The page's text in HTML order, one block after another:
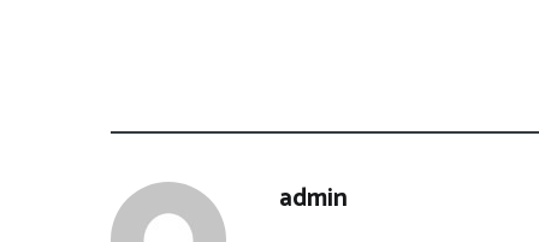
admin